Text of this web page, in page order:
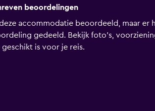
beoordelingen
accommodatie beoordeeld, maar er
gedeeld. Bekijk foto’s,
geschikt is voor je reis.